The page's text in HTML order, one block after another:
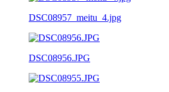
DSC08957_meitu_4.jpg
DSC08956.JPG